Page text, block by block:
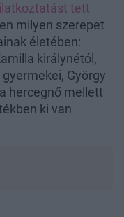
tett
milyen szerepet
életében:
királynétól,
György
hercegnő mellett
ki van